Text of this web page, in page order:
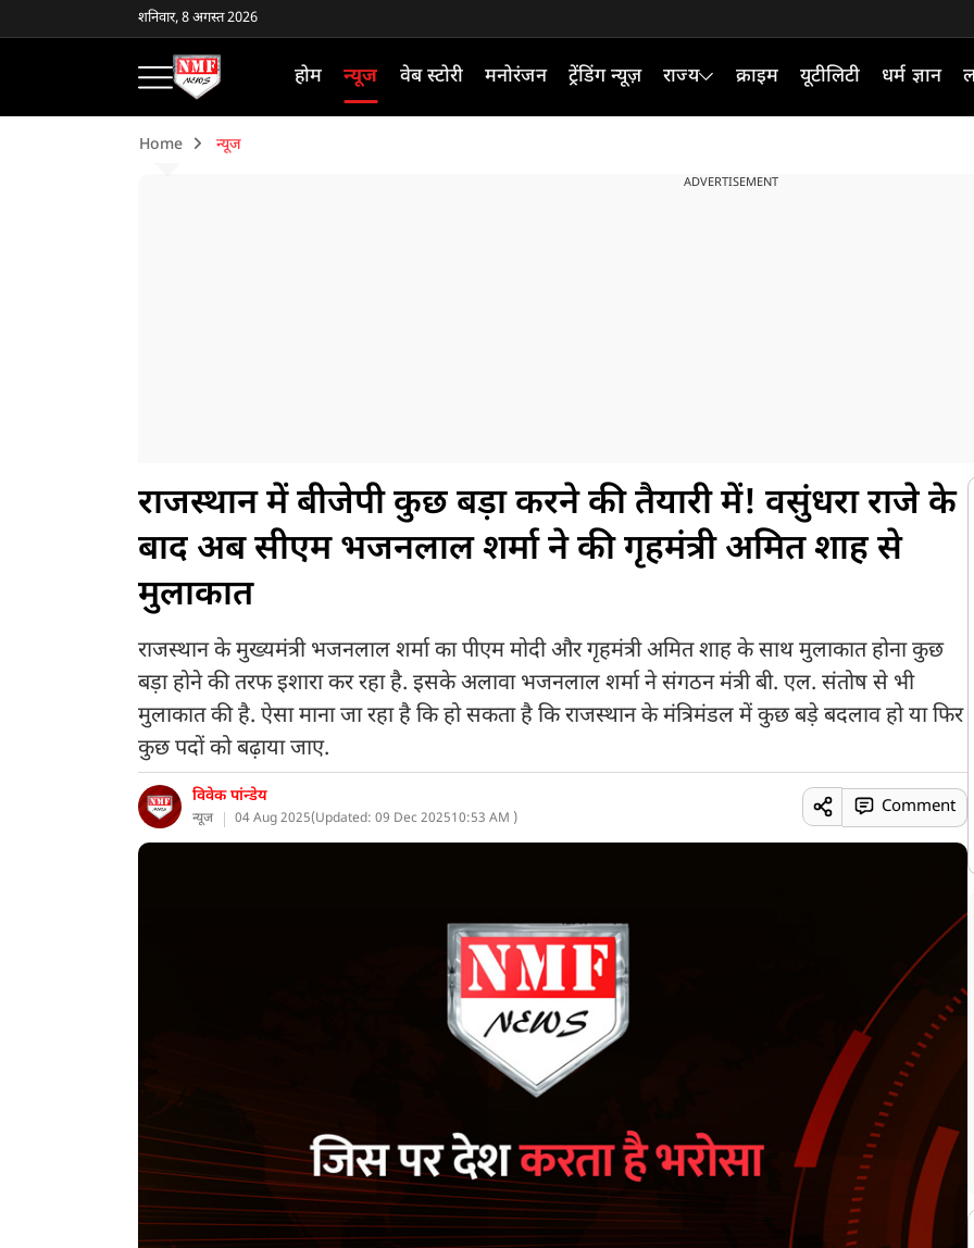
शनिवार, 8 अगस्त 2026
होम न्यूज वेब स्टोरी मनोरंजन ट्रेंडिंग न्यूज़ राज्य क्राइम यूटीलिटी धर्म ज्ञान
Home न्यूज
ADVERTISEMENT
राजस्थान में बीजेपी कुछ बड़ा करने की तैयारी में! वसुंधरा राजे के
बाद अब सीएम भजनलाल शर्मा ने की गृहमंत्री अमित शाह से
मुलाकात
राजस्थान के मुख्यमंत्री भजनलाल शर्मा का पीएम मोदी और गृहमंत्री अमित शाह के साथ मुलाकात होना कुछ
बड़ा होने की तरफ इशारा कर रहा है. इसके अलावा भजनलाल शर्मा ने संगठन मंत्री बी. एल. संतोष से भी
मुलाकात की है. ऐसा माना जा रहा है कि हो सकता है कि राजस्थान के मंत्रिमंडल में कुछ बड़े बदलाव हो या फिर
कुछ पदों को बढ़ाया जाए.
विवेक पांन्डेय
न्यूज 04 Aug 2025(Updated: 09 Dec 202510:53 AM )
Comment